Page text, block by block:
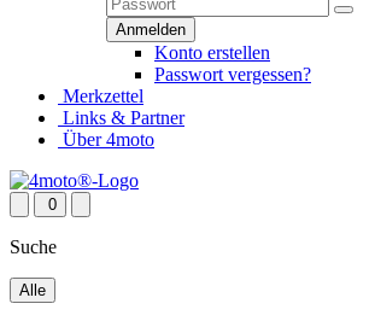
Konto erstellen
Passwort vergessen?
Merkzettel
Links & Partner
Über 4moto
0
Suche
Alle